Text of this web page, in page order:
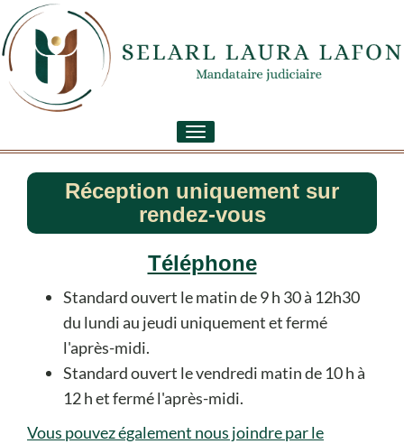
Toggle
navigation
Réception uniquement sur
rendez-vous
Téléphone
Standard ouvert le matin de 9 h 30 à 12h30
du lundi au jeudi uniquement et fermé
l'après-midi.
Standard ouvert le vendredi matin de 10 h à
12 h et fermé l'après-midi.
Vous pouvez également nous joindre par le